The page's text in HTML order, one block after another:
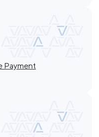
Payment